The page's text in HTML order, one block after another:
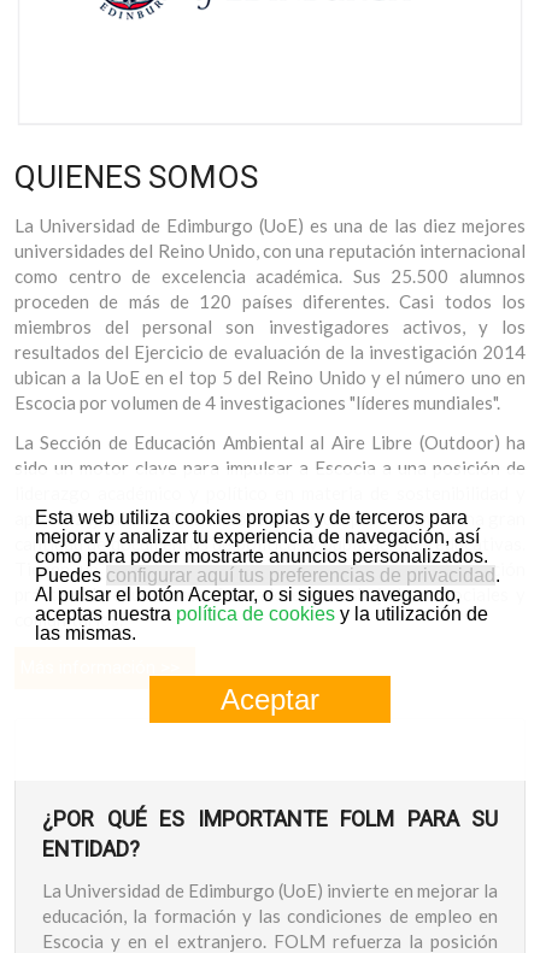
Esta web utiliza cookies propias y de terceros para
mejorar y analizar tu experiencia de navegación, así
como para poder mostrarte anuncios personalizados.
Puedes configurar aquí tus preferencias de privacidad .
Al pulsar el botón Aceptar, o si sigues navegando,
aceptas nuestra política de cookiesy la utilización de
las mismas.
Aceptar
QUIENES SOMOS
La Universidad de Edimburgo (UoE) es una de las diez mejores
universidades del Reino Unido, con una reputación internacional
como centro de excelencia académica. Sus 25.500 alumnos
proceden de más de 120 países diferentes. Casi todos los
miembros del personal son investigadores activos, y los
resultados del Ejercicio de evaluación de la investigación 2014
ubican a la UoE en el top 5 del Reino Unido y el número uno en
Escocia por volumen de 4 investigaciones "líderes mundiales".
La Sección de Educación Ambiental al Aire Libre (Outdoor) ha
sido un motor clave para impulsar a Escocia a una posición de
aprendizaje al aire libre en todo el mundo, produciendo una gran
cantidad de documentos de políticas y publicaciones educativas.
Tienen un impacto nacional e internacional en la formación
práctica de educadores, formadores y trabajadores sociales y
comunitarios.
¿POR QUÉ ES IMPORTANTE FOLM PARA SU
ENTIDAD?
La Universidad de Edimburgo (UoE) invierte en mejorar la
educación, la formación y las condiciones de empleo en
Escocia y en el extranjero. FOLM refuerza la posición